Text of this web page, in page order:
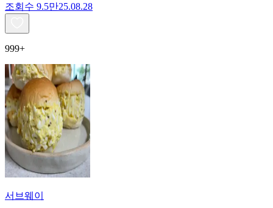
조회수 9.5만25.08.28
999+
서브웨이